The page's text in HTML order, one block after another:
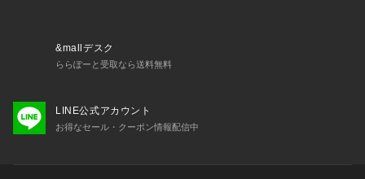
&mallデスク
ららぽーと受取なら送料無料
LINE公式アカウント
お得なセール・クーポン情報配信中